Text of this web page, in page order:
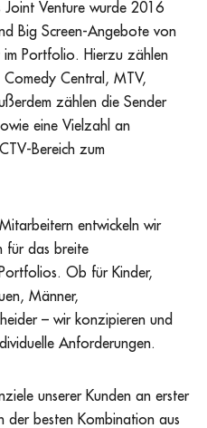
Joint Venture wurde 2016
Big Screen-Angebote von
im Portfolio. Hierzu zählen
Central, MTV,
zählen die Sender
eine Vielzahl an
Bereich zum
entwickeln wir
für das breite
Ob für Kinder,
Männer,
– wir konzipieren und
Anforderungen.
unserer Kunden an erster
der besten Kombination aus